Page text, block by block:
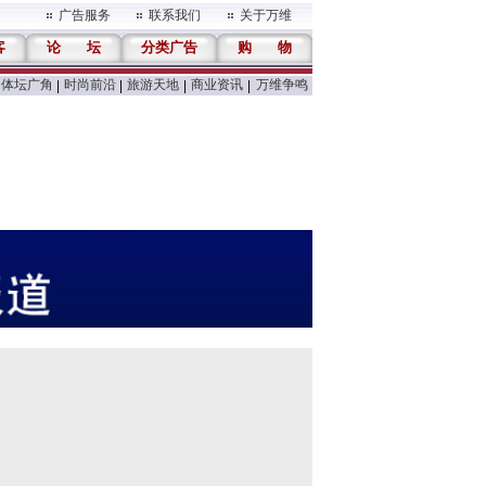
广告服务 联系我们 关于万维
论 坛 分类广告 购 物
体坛广角 时尚前沿 旅游天地 商业资讯 万维争鸣